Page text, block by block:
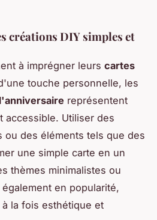
créations DIY simples et
à imprégner leurs cartes
touche personnelle, les
représentent
accessible. Utiliser des
ou des éléments tels que des
une simple carte en un
thèmes minimalistes ou
en popularité,
la fois esthétique et